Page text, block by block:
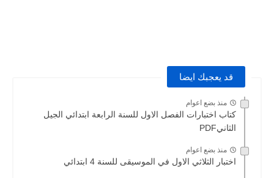
قد يعجبك ايضا
منذ بضع اعوام
كتاب اختبارات الفصل الاول للسنة الرابعة ابتدائي الجيل
الثانيPDF
منذ بضع اعوام
اختبار الثلاثي الاول في الموسيقى للسنة 4 ابتدائي